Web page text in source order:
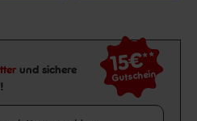
und sichere
15€**
Gutschein